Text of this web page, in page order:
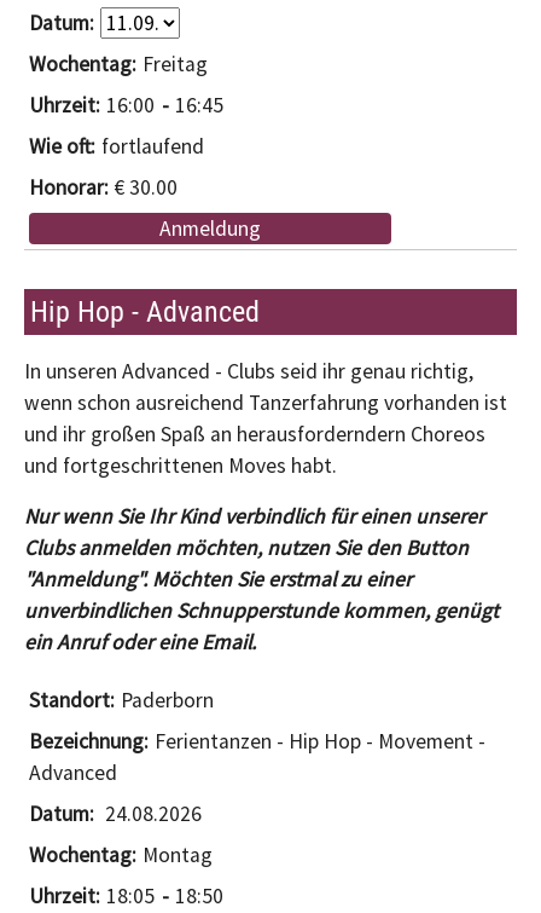
Freitag
16:00
16:45
fortlaufend
€ 30.00
Anmeldung
Hip Hop - Advanced
In unseren Advanced - Clubs seid ihr genau richtig,
wenn schon ausreichend Tanzerfahrung vorhanden ist
und ihr großen Spaß an herausforderndern Choreos
und fortgeschrittenen Moves habt.
Nur wenn Sie Ihr Kind verbindlich für einen unserer
Clubs anmelden möchten, nutzen Sie den Button
"Anmeldung". Möchten Sie erstmal zu einer
unverbindlichen Schnupperstunde kommen, genügt
ein Anruf oder eine Email.
Paderborn
Ferientanzen - Hip Hop - Movement -
Advanced
24.08.2026
Montag
18:05
18:50